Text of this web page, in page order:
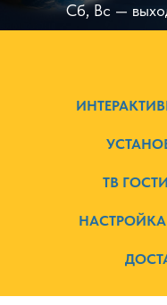
Сб, Вс —
ТВ